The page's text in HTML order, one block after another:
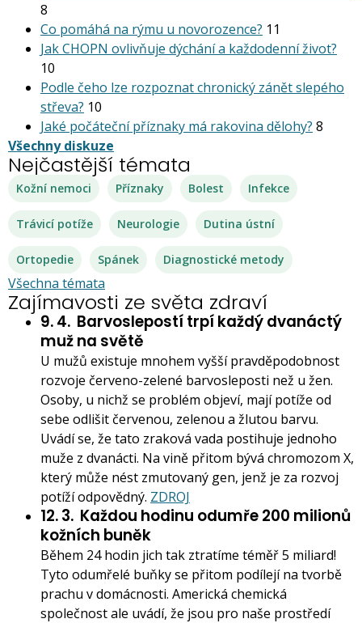
8
Co pomáhá na rýmu u novorozence? 11
Jak CHOPN ovlivňuje dýchání a každodenní život?
10
Podle čeho lze rozpoznat chronický zánět slepého
střeva? 10
Jaké počáteční příznaky má rakovina dělohy? 8
Všechny diskuze
Nejčastější témata
Kožní nemoci Příznaky Bolest Infekce
Trávicí potíže Neurologie Dutina ústní
Ortopedie Spánek Diagnostické metody
Všechna témata
Zajímavosti ze světa zdraví
9. 4. Barvoslepostí trpí každý dvanáctý
muž na světě
U mužů existuje mnohem vyšší pravděpodobnost
rozvoje červeno-zelené barvosleposti než u žen.
Osoby, u nichž se problém objeví, mají potíže od
sebe odlišit červenou, zelenou a žlutou barvu.
Uvádí se, že tato zraková vada postihuje jednoho
muže z dvanácti. Na vině přitom bývá chromozom X,
který může nést zmutovaný gen, jenž je za rozvoj
potíží odpovědný. ZDROJ
12. 3. Každou hodinu odumře 200 milionů
kožních buněk
Během 24 hodin jich tak ztratíme téměř 5 miliard!
Tyto odumřelé buňky se přitom podílejí na tvorbě
prachu v domácnosti. Americká chemická
společnost ale uvádí, že jsou pro naše prostředí